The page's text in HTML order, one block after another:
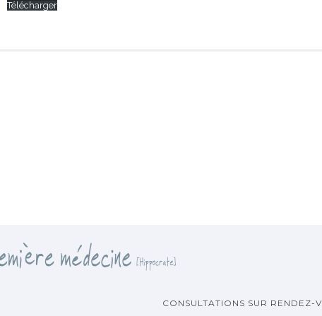
Télécharger
CONSULTATIONS SUR RENDEZ-